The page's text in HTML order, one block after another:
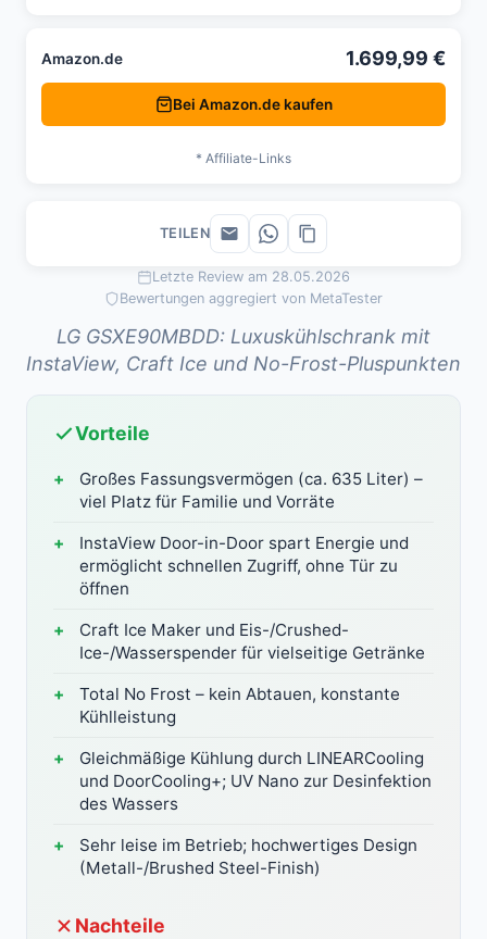
Letzte Review am 28.05.2026
Bewertungen aggregiert von MetaTester
LG GSXE90MBDD: Luxuskühlschrank mit
InstaView, Craft Ice und No-Frost-Pluspunkten
Vorteile
Großes Fassungsvermögen (ca. 635 Liter) –
viel Platz für Familie und Vorräte
InstaView Door-in-Door spart Energie und
ermöglicht schnellen Zugriff, ohne Tür zu
öffnen
Craft Ice Maker und Eis-/Crushed-
Ice-/Wasserspender für vielseitige Getränke
Total No Frost – kein Abtauen, konstante
Kühlleistung
Gleichmäßige Kühlung durch LINEARCooling
und DoorCooling+; UV Nano zur Desinfektion
des Wassers
Sehr leise im Betrieb; hochwertiges Design
(Metall-/Brushed Steel-Finish)
Nachteile
Amazon.de 1.699,99 €
Bei Amazon.de kaufen
* Affiliate-Links
TEILEN